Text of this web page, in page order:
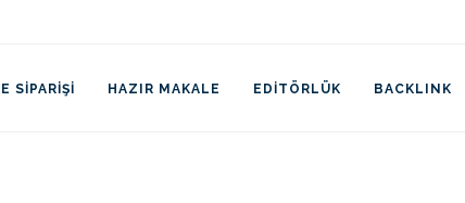
SIPARIŞI HAZIR MAKALE EDITÖRLÜK BACKLINK